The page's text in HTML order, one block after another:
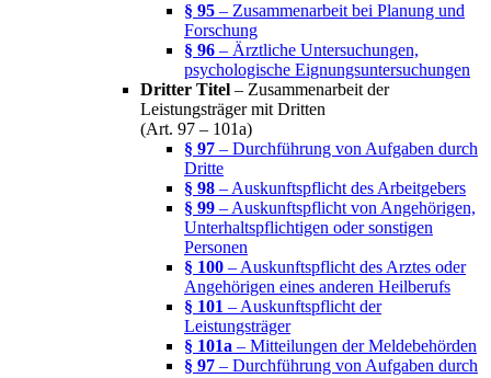
§ 95 – Zusammenarbeit bei Planung und
Forschung
§ 96 – Ärztliche Untersuchungen,
psychologische Eignungsuntersuchungen
Dritter Titel – Zusammenarbeit der
Leistungsträger mit Dritten
(Art. 97 – 101a)
§ 97 – Durchführung von Aufgaben durch
Dritte
§ 98 – Auskunftspflicht des Arbeitgebers
§ 99 – Auskunftspflicht von Angehörigen,
Unterhaltspflichtigen oder sonstigen
Personen
§ 100 – Auskunftspflicht des Arztes oder
Angehörigen eines anderen Heilberufs
§ 101 – Auskunftspflicht der
Leistungsträger
§ 101a – Mitteilungen der Meldebehörden
§ 97 – Durchführung von Aufgaben durch